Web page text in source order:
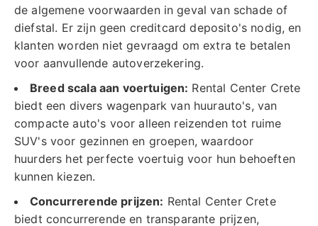
de algemene voorwaarden in geval van schade of
diefstal. Er zijn geen creditcard deposito's nodig, en
klanten worden niet gevraagd om extra te betalen
voor aanvullende autoverzekering.
Breed scala aan voertuigen: Rental Center Crete
biedt een divers wagenpark van huurauto's, van
compacte auto's voor alleen reizenden tot ruime
SUV's voor gezinnen en groepen, waardoor
huurders het perfecte voertuig voor hun behoeften
kunnen kiezen.
Concurrerende prijzen: Rental Center Crete
biedt concurrerende en transparante prijzen,